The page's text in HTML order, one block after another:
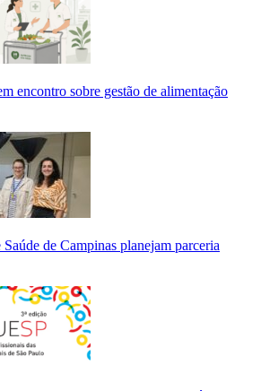
encontro sobre gestão de alimentação
de Campinas planejam parceria